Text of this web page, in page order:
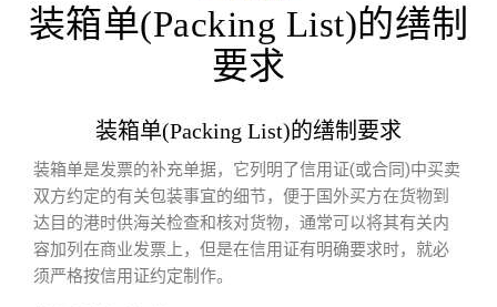
装箱单(Packing List)的缮制
要求
装箱单(Packing List)的缮制要求
装箱单是发票的补充单据，它列明了信用证(或合同)中买卖
双方约定的有关包装事宜的细节，便于国外买方在货物到
达目的港时供海关检查和核对货物，通常可以将其有关内
容加列在商业发票上，但是在信用证有明确要求时，就必
须严格按信用证约定制作。